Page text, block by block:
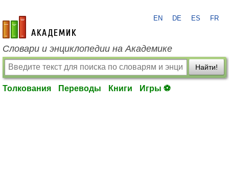
academic.ru
EN DE ES FR
Словари и энциклопедии на Академике
Найти!
Толкования Переводы Книги Игры ⚽